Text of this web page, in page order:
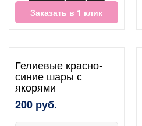
Заказать в 1 клик
Гелиевые красно-
синие шары с
якорями
200 руб.